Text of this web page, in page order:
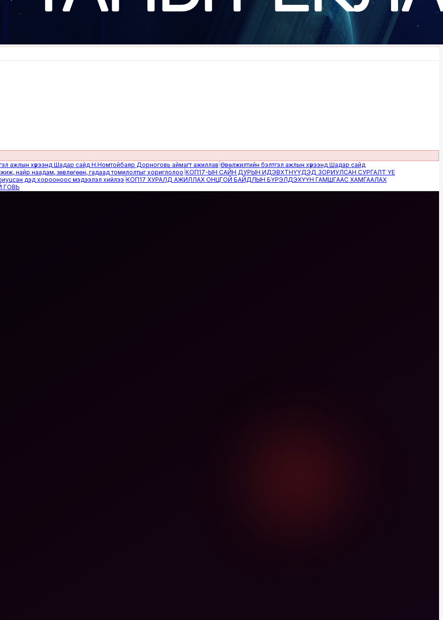
хүрээнд Шадар сайд Н.Номтойбаяр Дорноговь аймагт ажиллав|Өвөлжилтийн бэлтгэл ажлын хүрээнд Шадар сайд
наадам, зөвлөгөөн, гадаад томилолтыг хориглолоо|КОП17-ЫН САЙН ДУРЫН ИДЭВХТНҮҮДЭД ЗОРИУЛСАН СУРГАЛТ ҮЕ
дэд хорооноос мэдээлэл хийлээ|КОП17 ХУРАЛД АЖИЛЛАХ ОНЦГОЙ БАЙДЛЫН БҮРЭЛДЭХҮҮН ГАМШГААС ХАМГААЛАХ